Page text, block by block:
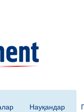
Науқандар